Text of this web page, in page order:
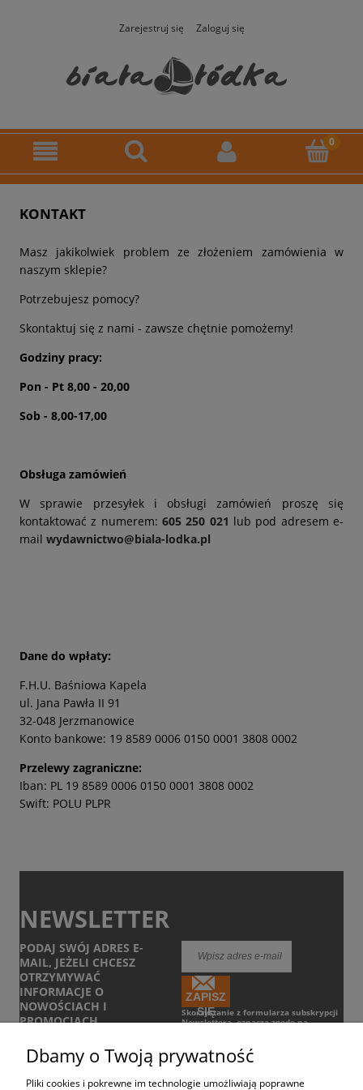
Zarejestruj się Zaloguj się
KONTAKT
Masz jakikolwiek problem ze złożeniem zamówienia w
naszym sklepie?
Potrzebujesz pomocy?
Skontaktuj się z nami - zawsze chętnie pomożemy!
Godziny pracy:
Pon - Pt 8,00 - 20,00
Sob - 8,00-17,00
Obsługa zamówień
W sprawie przesyłek i obsługi zamówień proszę się
kontaktować z numerem: 605 250 021 lub pod adresem e-
mail wydawnictwo@biala-lodka.pl
Dane do wpłaty:
F.H.U. Baśniowa Kapela
ul. Jana Pawła II 91
32-048 Jerzmanowice
Konto bankowe: 19 8589 0006 0150 0001 3808 0002
Przelewy zagraniczne:
Iban: PL 19 8589 0006 0150 0001 3808 0002
Swift: POLU PLPR
NEWSLETTER
PODAJ SWÓJ ADRES E-
MAIL, JEŻELI CHCESZ
OTRZYMYWAĆ
INFORMACJE O
NOWOŚCIACH I
PROMOCJACH.
ZAPISZ
SIĘ
Skorzystanie z formularza subskrypcji
Newslettera, oznacza zgodę na
Dbamy o Twoją prywatność
Pliki cookies i pokrewne im technologie umożliwiają poprawne